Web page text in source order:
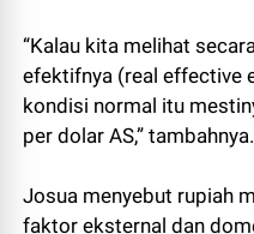
“Kalau kita melihat
efektifnya (real effective
kondisi normal itu
per dolar AS,” tambahnya.
Josua menyebut rupiah
faktor eksternal dan